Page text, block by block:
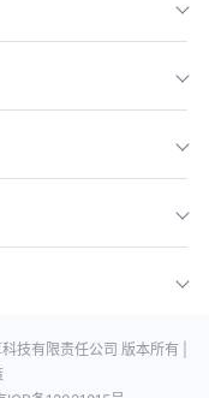
技有限责任公司 版本所有 |